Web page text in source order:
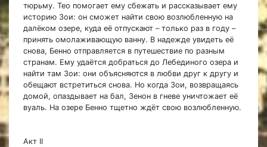
тюрьму. Тео помогает ему сбежать и рассказывает ему
историю Зои: он сможет найти свою возлюбленную на
далёком озере, куда её отпускают – только раз в году –
принять омолаживающую ванну. В надежде увидеть её
снова, Бенно отправляется в путешествие по разным
странам. Ему удаётся добраться до Лебединого озера и
найти там Зои: они объясняются в любви друг к другу и
обещают встретиться снова. Но когда Зои, возвращаясь
домой, опаздывает на бал, Зенон в гневе уничтожает её
вуаль. На озере Бенно тщетно ждёт свою возлюбленную.
Акт II